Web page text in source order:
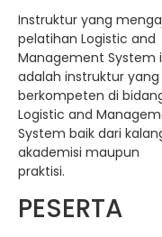
Instruktur yang
pelatihan Logistic and
Management System
adalah instruktur yang
berkompeten di
Logistic and
System baik dari
akademisi maupun
praktisi.
PESERTA